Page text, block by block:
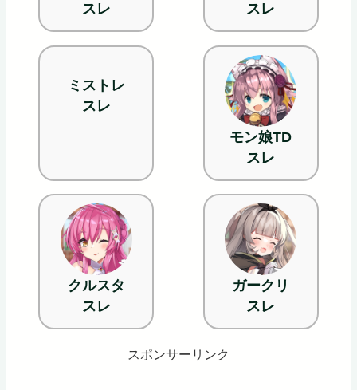
スレ
スレ
ミストレ
スレ
モン娘TD
スレ
クルスタ
スレ
ガークリ
スレ
スポンサーリンク